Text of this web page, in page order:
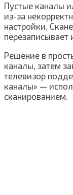
Пустые каналы
из-за
настройки.
перезаписывает
Решение в
каналы, затем
телевизор
каналы» —
сканированием.